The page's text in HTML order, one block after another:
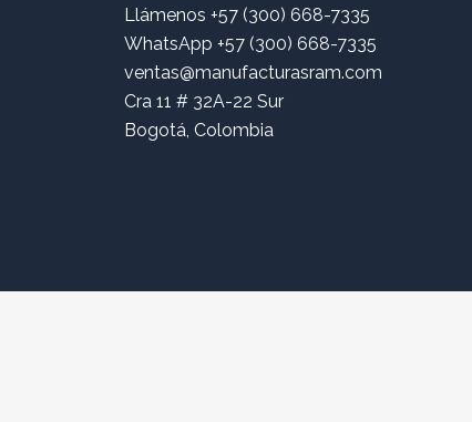
Llámenos +57 (300) 668-7335
WhatsApp +57 (300) 668-7335
ventas@manufacturasram.com
Cra 11 # 32A-22 Sur
Bogotá, Colombia